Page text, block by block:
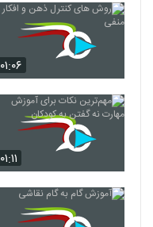
۰۱:۰۶
۰۱:۱۱